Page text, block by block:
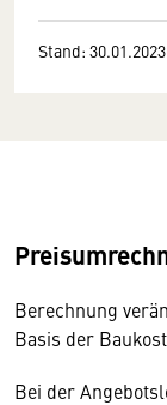
Stand: 30.01.2023
Berechnung
Basis der
Bei der